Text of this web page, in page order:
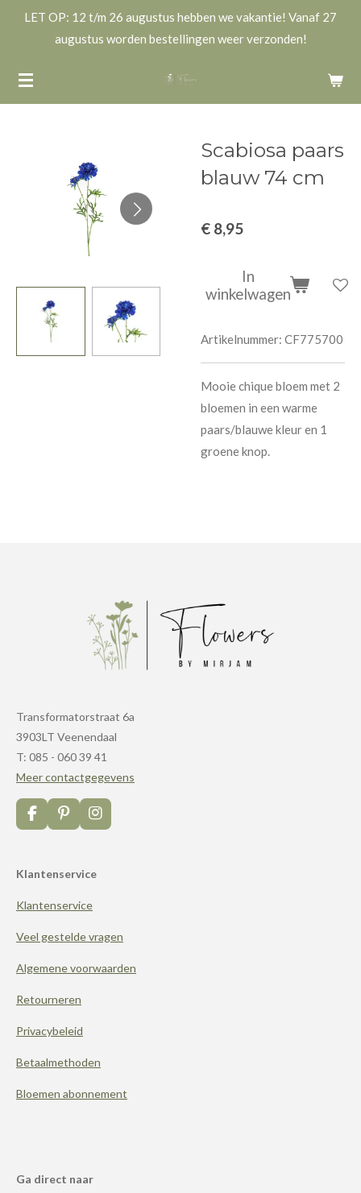
de
hoofdinhoud
LET OP: 12 t/m 26 augustus hebben we vakantie! Vanaf 27
augustus worden bestellingen weer verzonden!
Scabiosa paars
blauw 74 cm
€ 8,95
In
winkelwagen
Artikelnummer: CF775700
Mooie chique bloem met 2
bloemen in een warme
paars/blauwe kleur en 1
groene knop.
Transformatorstraat 6a
3903LT Veenendaal
T: 085 - 060 39 41
Meer contactgegevens
F
a
b
o
P
i
e
e
t
I
n
a
m
Klantenservice
Klantenservice
Veel gestelde vragen
Algemene voorwaarden
Retourneren
Privacybeleid
Betaalmethoden
Bloemen abonnement
Ga direct naar